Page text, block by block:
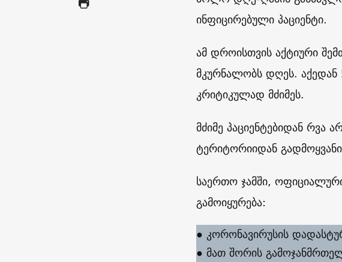
ინფიცირებული პაციენტი.
ამ დროისთვის აქტიური
მკურნალობს დღეს. აქედან
კრიტიკულად მძიმეს.
მძიმე პაციენტებიდან რვა
ტერიტორიიდან
საერთო ჯამში,
გამოიყურება:
● კორონავირუსის
● მათ შორის